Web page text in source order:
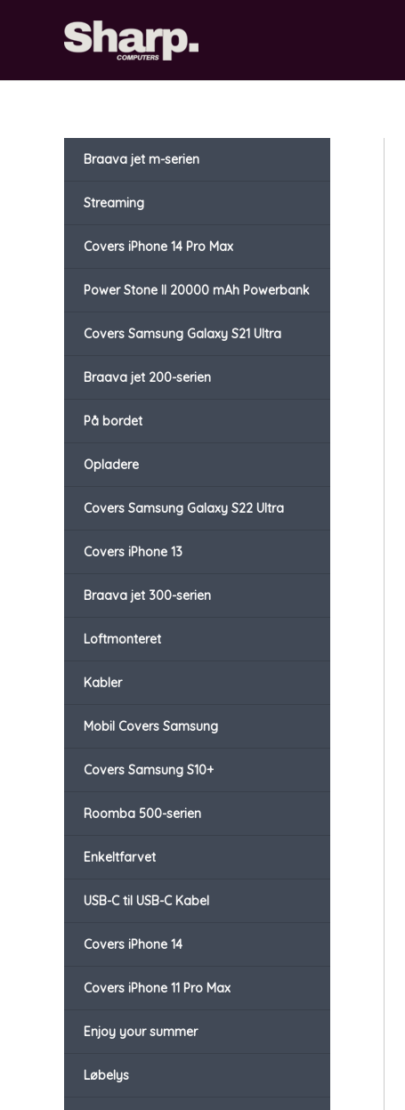
Braava jet m-serien
Streaming
Covers iPhone 14 Pro Max
Power Stone II 20000 mAh Powerbank
Covers Samsung Galaxy S21 Ultra
Braava jet 200-serien
På bordet
Opladere
Covers Samsung Galaxy S22 Ultra
Covers iPhone 13
Braava jet 300-serien
Loftmonteret
Kabler
Mobil Covers Samsung
Covers Samsung S10+
Roomba 500-serien
Enkeltfarvet
USB-C til USB-C Kabel
Covers iPhone 14
Covers iPhone 11 Pro Max
Enjoy your summer
Løbelys